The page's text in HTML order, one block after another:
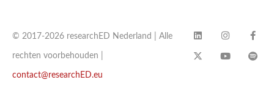
© 2017-2026 researchED Nederland | Alle
rechten voorbehouden |
contact@researchED.eu